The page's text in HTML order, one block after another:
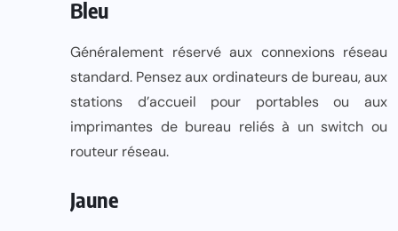
Bleu
Généralement réservé aux connexions réseau
standard. Pensez aux ordinateurs de bureau, aux
stations d’accueil pour portables ou aux
imprimantes de bureau reliés à un switch ou
routeur réseau.
Jaune